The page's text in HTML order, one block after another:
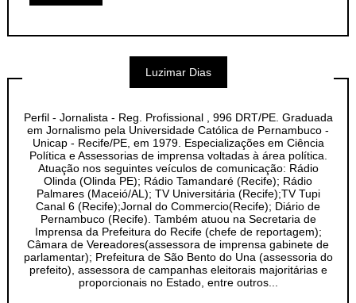
Luzimar Dias
Perfil - Jornalista - Reg. Profissional , 996 DRT/PE. Graduada
em Jornalismo pela Universidade Católica de Pernambuco -
Unicap - Recife/PE, em 1979. Especializações em Ciência
Política e Assessorias de imprensa voltadas à área política.
Atuação nos seguintes veículos de comunicação: Rádio
Olinda (Olinda PE); Rádio Tamandaré (Recife); Rádio
Palmares (Maceió/AL); TV Universitária (Recife);TV Tupi
Canal 6 (Recife);Jornal do Commercio(Recife); Diário de
Pernambuco (Recife). Também atuou na Secretaria de
Imprensa da Prefeitura do Recife (chefe de reportagem);
Câmara de Vereadores(assessora de imprensa gabinete de
parlamentar); Prefeitura de São Bento do Una (assessoria do
prefeito), assessora de campanhas eleitorais majoritárias e
proporcionais no Estado, entre outros...